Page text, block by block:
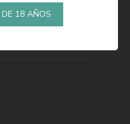
DE 18 AÑOS